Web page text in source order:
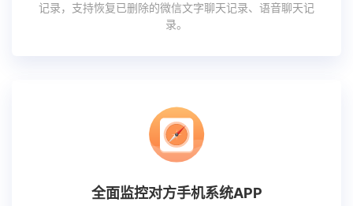
记录，支持恢复已删除的微信文字聊天记录、语音聊天记
录。
全面监控对方手机系统APP